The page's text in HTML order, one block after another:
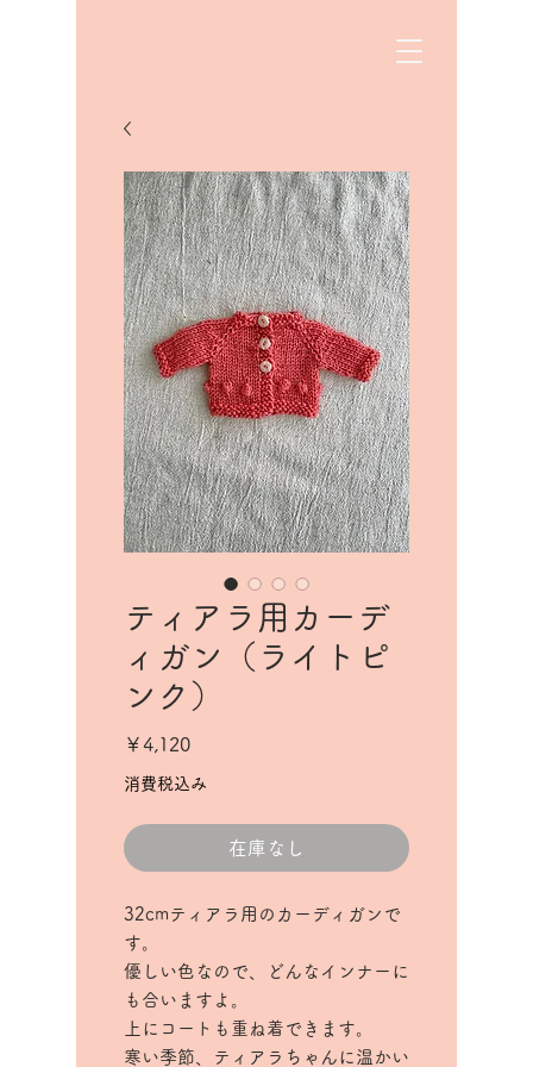
ティアラ用カーデ
ィガン（ライトピ
ンク）
￥4,120価
格
消費税込み
在庫なし
32cmティアラ用のカーディガンで
す。
優しい色なので、どんなインナーに
も合いますよ。
上にコートも重ね着できます。
寒い季節、ティアラちゃんに温かい